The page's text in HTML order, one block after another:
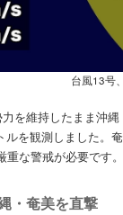
台風13号
を維持したまま沖
を観測しました。
な警戒が必要です。
・奄美を直撃